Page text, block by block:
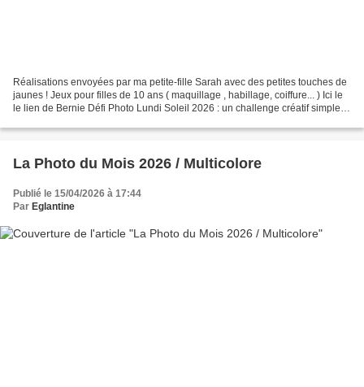
Réalisations envoyées par ma petite-fille Sarah avec des petites touches de
jaunes ! Jeux pour filles de 10 ans ( maquillage , habillage, coiffure... ) Ici le
le lien de Bernie Défi Photo Lundi Soleil 2026 : un challenge créatif simple et
La Photo du Mois 2026 / Multicolore
Publié le 15/04/2026 à 17:44
Par Eglantine